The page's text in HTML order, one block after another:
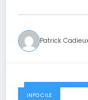
Patrick
30 septembre 2019
INFO CILE